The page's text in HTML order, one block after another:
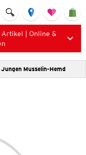
| Online &
Jungen Musselin-Hemd